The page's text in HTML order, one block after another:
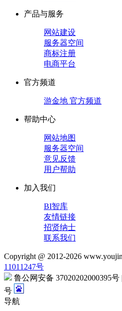
产品与服务
网站建设
服务器空间
商标注册
电商平台
官方频道
游金地 官方频道
帮助中心
网站地图
服务器空间
意见反馈
用户帮助
加入我们
BI智库
友情链接
招贤纳士
联系我们
Copyright @ 2012-2026
11011247号
鲁公网安备 37020202000395
号
导航